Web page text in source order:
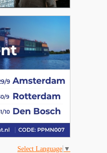
Select Language ▼